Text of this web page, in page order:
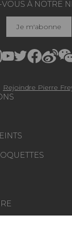
À NOTRE
Je m'abonne
Rejoindre Pierre